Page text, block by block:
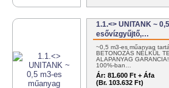
1.1.<> UNITANK ~
esővízgyűjtő,…
~0,5 m3-es műanyag
BETONOZÁS NÉLKÜL
ALAPANYAG
100%-ban…
Ár: 81.600 Ft + Áfa
(Br. 103.632 Ft)